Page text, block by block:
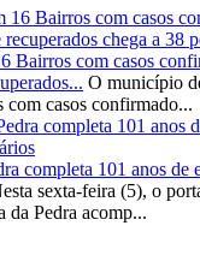
Bairros com casos
O município
com casos confirmado...
completa 101 anos de
sexta-feira (5), o
da Pedra acomp...